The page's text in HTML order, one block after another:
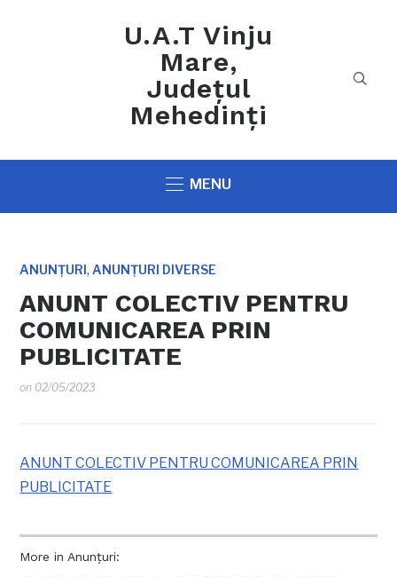
U.A.T Vinju
Mare,
Județul
Mehedinți
MENU
ANUNȚURI,ANUNȚURI DIVERSE
ANUNT COLECTIV PENTRU
COMUNICAREA PRIN
PUBLICITATE
on 02/05/2023
More in Anunțuri:
ANUNT COLECTIV PENTRU COMUNICAREA PRIN
PUBLICITATE